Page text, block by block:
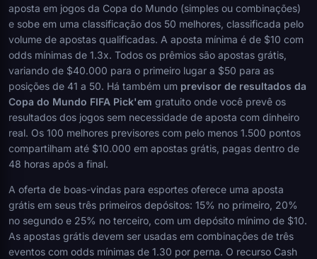
aposta em jogos da Copa do Mundo (simples ou combinações)
e sobe em uma classificação dos 50 melhores, classificada pelo
volume de apostas qualificadas. A aposta mínima é de $10 com
odds mínimas de 1.3x. Todos os prêmios são apostas grátis,
variando de $40.000 para o primeiro lugar a $50 para as
posições de 41 a 50. Há também um previsor de resultados da
Copa do Mundo FIFA Pick'em gratuito onde você prevê os
resultados dos jogos sem necessidade de aposta com dinheiro
real. Os 100 melhores previsores com pelo menos 1.500 pontos
compartilham até $10.000 em apostas grátis, pagas dentro de
48 horas após a final.
A oferta de boas-vindas para esportes oferece uma aposta
grátis em seus três primeiros depósitos: 15% no primeiro, 20%
no segundo e 25% no terceiro, com um depósito mínimo de $10.
As apostas grátis devem ser usadas em combinações de três
eventos com odds mínimas de 1.30 por perna. O recurso Cash